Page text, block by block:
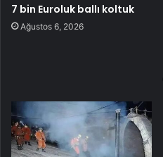
7 bin Euroluk ballı koltuk
Ağustos 6, 2026